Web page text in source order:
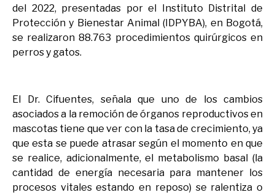
del 2022, presentadas por el Instituto Distrital de
Protección y Bienestar Animal (IDPYBA), en Bogotá,
se realizaron 88.763 procedimientos quirúrgicos en
perros y gatos.
El Dr. Cifuentes, señala que uno de los cambios
asociados a la remoción de órganos reproductivos en
mascotas tiene que ver con la tasa de crecimiento, ya
que esta se puede atrasar según el momento en que
se realice, adicionalmente, el metabolismo basal (la
cantidad de energía necesaria para mantener los
procesos vitales estando en reposo) se ralentiza o